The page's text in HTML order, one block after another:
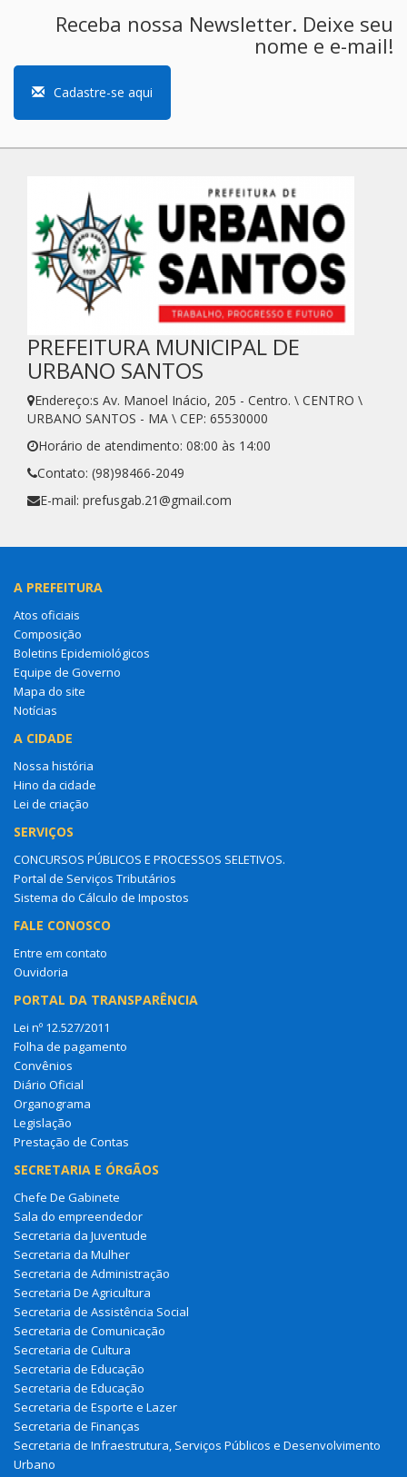
Receba nossa Newsletter. Deixe seu
nome e e-mail!
Cadastre-se aqui
PREFEITURA MUNICIPAL DE
URBANO SANTOS
Endereço:s Av. Manoel Inácio, 205 - Centro. \ CENTRO \
URBANO SANTOS - MA \ CEP: 65530000
Horário de atendimento: 08:00 às 14:00
Contato: (98)98466-2049
E-mail: prefusgab.21@gmail.com
A PREFEITURA
Atos oficiais
Composição
Boletins Epidemiológicos
Equipe de Governo
Mapa do site
Notícias
A CIDADE
Nossa história
Hino da cidade
Lei de criação
SERVIÇOS
CONCURSOS PÚBLICOS E PROCESSOS SELETIVOS.
Portal de Serviços Tributários
Sistema do Cálculo de Impostos
FALE CONOSCO
Entre em contato
Ouvidoria
PORTAL DA TRANSPARÊNCIA
Lei nº 12.527/2011
Folha de pagamento
Convênios
Diário Oficial
Organograma
Legislação
Prestação de Contas
SECRETARIA E ÓRGÃOS
Chefe De Gabinete
Sala do empreendedor
Secretaria da Juventude
Secretaria da Mulher
Secretaria de Administração
Secretaria De Agricultura
Secretaria de Assistência Social
Secretaria de Comunicação
Secretaria de Cultura
Secretaria de Educação
Secretaria de Educação
Secretaria de Esporte e Lazer
Secretaria de Finanças
Secretaria de Infraestrutura, Serviços Públicos e Desenvolvimento
Urbano